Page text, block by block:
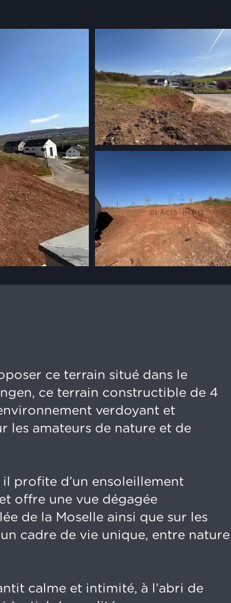
ce terrain situé dans le
ce terrain constructible de 4
verdoyant et
les amateurs de nature et de
profite d’un ensoleillement
offre une vue dégagée
de la Moselle ainsi que sur les
cadre de vie unique, entre nature
calme et intimité, à l’abri de